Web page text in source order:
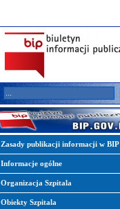
Zasady publikacji informacji w BIP
Informacje ogólne
Organizacja Szpitala
Obiekty Szpitala